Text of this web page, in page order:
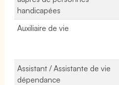
handicapées
Auxiliaire de vie
Assistant / Assistante de vie
dépendance